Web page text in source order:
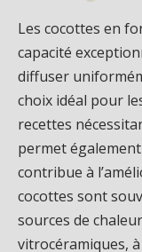
Les cocottes en
capacité
diffuser
choix idéal pour
recettes
permet
contribue à
cocottes sont
sources de
vitrocéramiques,